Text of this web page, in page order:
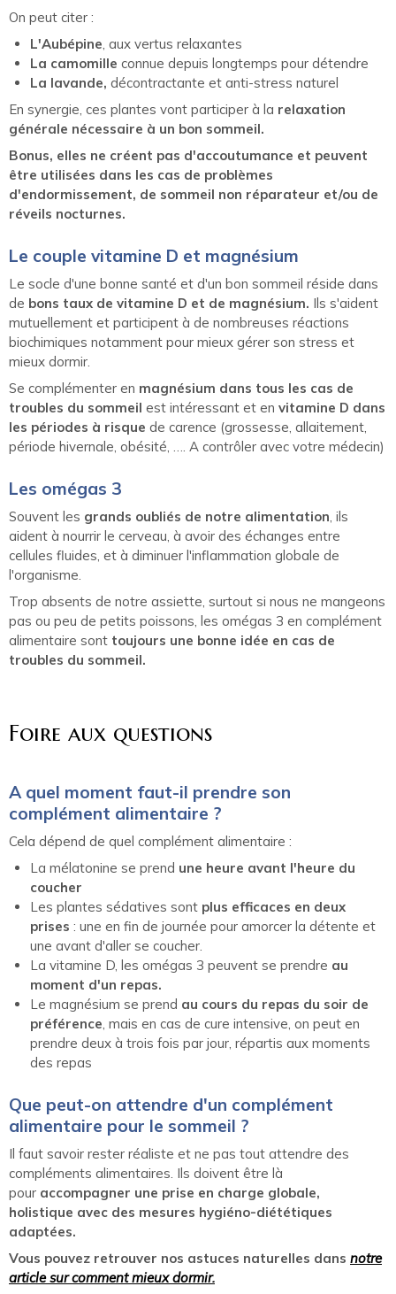
On peut citer :
L'Aubépine, aux vertus relaxantes
La camomille connue depuis longtemps pour détendre
La lavande, décontractante et anti-stress naturel
En synergie, ces plantes vont participer à la relaxation
générale nécessaire à un bon sommeil.
Bonus, elles ne créent pas d'accoutumance et peuvent
être utilisées dans les cas de problèmes
d'endormissement, de sommeil non réparateur et/ou de
réveils nocturnes.
Le couple vitamine D et magnésium
Le socle d'une bonne santé et d'un bon sommeil réside dans
de bons taux de vitamine D et de magnésium. Ils s'aident
mutuellement et participent à de nombreuses réactions
biochimiques notamment pour mieux gérer son stress et
mieux dormir.
Se complémenter en magnésium dans tous les cas de
troubles du sommeil est intéressant et en vitamine D dans
les périodes à risque de carence (grossesse, allaitement,
période hivernale, obésité, …. A contrôler avec votre médecin)
Les omégas 3
Souvent les grands oubliés de notre alimentation, ils
aident à nourrir le cerveau, à avoir des échanges entre
cellules fluides, et à diminuer l'inflammation globale de
l'organisme.
Trop absents de notre assiette, surtout si nous ne mangeons
pas ou peu de petits poissons, les omégas 3 en complément
alimentaire sont toujours une bonne idée en cas de
troubles du sommeil.
Foire aux questions
A quel moment faut-il prendre son
complément alimentaire ?
Cela dépend de quel complément alimentaire :
La mélatonine se prend une heure avant l'heure du
coucher
Les plantes sédatives sont plus efficaces en deux
prises : une en fin de journée pour amorcer la détente et
une avant d'aller se coucher.
La vitamine D, les omégas 3 peuvent se prendre au
moment d'un repas.
Le magnésium se prend au cours du repas du soir de
préférence, mais en cas de cure intensive, on peut en
prendre deux à trois fois par jour, répartis aux moments
des repas
Que peut-on attendre d'un complément
alimentaire pour le sommeil ?
Il faut savoir rester réaliste et ne pas tout attendre des
compléments alimentaires. Ils doivent être là
pour accompagner une prise en charge globale,
holistique avec des mesures hygiéno-diététiques
adaptées.
Vous pouvez retrouver nos astuces naturelles dans notre
article sur comment mieux dormir.